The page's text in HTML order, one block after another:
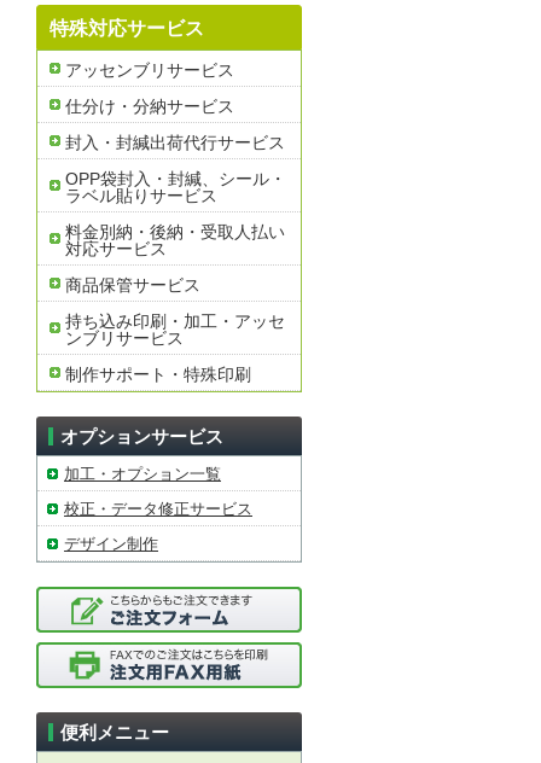
特殊対応サービス
アッセンブリサービス
仕分け・分納サービス
封入・封緘出荷代行サービス
OPP袋封入・封緘、シール・
ラベル貼りサービス
料金別納・後納・受取人払い
対応サービス
商品保管サービス
持ち込み印刷・加工・アッセ
ンブリサービス
制作サポート・特殊印刷
オプションサービス
加工・オプション一覧
校正・データ修正サービス
デザイン制作
便利メニュー